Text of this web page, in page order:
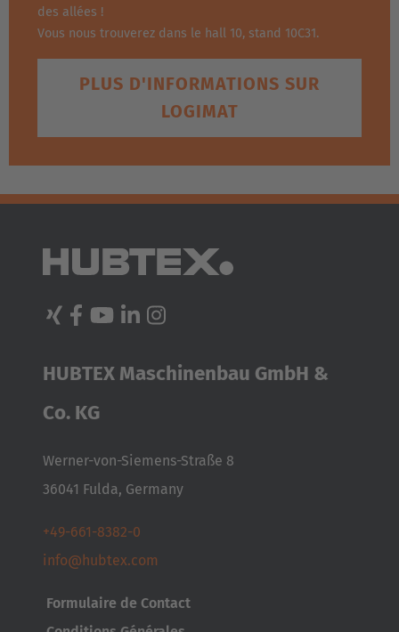
AMERICA
Brasil
Português
des allées !
Vous nous trouverez dans le hall 10, stand 10C31.
PLUS D'INFORMATIONS SUR
LOGIMAT
HUBTEX Maschinenbau GmbH &
Co. KG
Werner-von-Siemens-Straße 8
36041 Fulda, Germany
+49-661-8382-0
info@hubtex.com
Formulaire de Contact